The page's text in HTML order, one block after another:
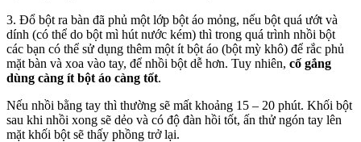
3. Đổ bột ra bàn đã phủ một lớp bột áo mỏng, nếu bột quá ướt và
dính (có thể do bột mì hút nước kém) thì trong quá trình nhồi bột
các bạn có thể sử dụng thêm một ít bột áo (bột mỳ khô) để rắc phủ
mặt bàn và xoa vào tay, để nhồi bột dễ hơn. Tuy nhiên, cố gắng
dùng càng ít bột áo càng tốt.
Nếu nhồi bằng tay thì thường sẽ mất khoảng 15 – 20 phút. Khối bột
sau khi nhồi xong sẽ dẻo và có độ đàn hồi tốt, ấn thử ngón tay lên
mặt khối bột sẽ thấy phồng trở lại.